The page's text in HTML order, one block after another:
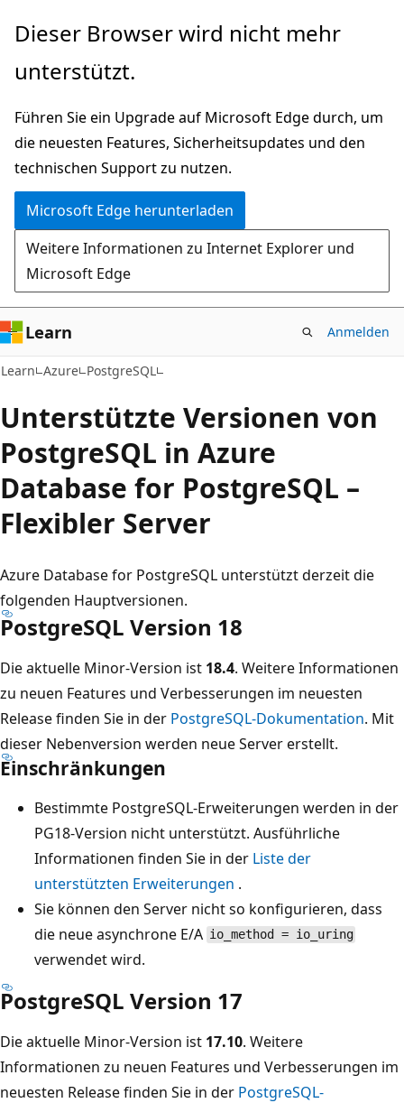
Zu
wechseln
Dieser Browser wird nicht mehr
unterstützt.
Führen Sie ein Upgrade auf Microsoft Edge durch, um
die neuesten Features, Sicherheitsupdates und den
technischen Support zu nutzen.
Microsoft Edge herunterladen
Weitere Informationen zu Internet Explorer und
Microsoft Edge
Learn Anmelden
Learn Azure PostgreSQL
Unterstützte Versionen von
PostgreSQL in Azure
Database for PostgreSQL –
Flexibler Server
Azure Database for PostgreSQL unterstützt derzeit die
folgenden Hauptversionen.
PostgreSQL Version 18
Die aktuelle Minor-Version ist 18.4. Weitere Informationen
zu neuen Features und Verbesserungen im neuesten
Release finden Sie in der PostgreSQL-Dokumentation. Mit
dieser Nebenversion werden neue Server erstellt.
Einschränkungen
Bestimmte PostgreSQL-Erweiterungen werden in der
PG18-Version nicht unterstützt. Ausführliche
Informationen finden Sie in der Liste der
unterstützten Erweiterungen .
Sie können den Server nicht so konfigurieren, dass
die neue asynchrone E/A io_method = io_uring
verwendet wird.
PostgreSQL Version 17
Die aktuelle Minor-Version ist 17.10. Weitere
Informationen zu neuen Features und Verbesserungen im
neuesten Release finden Sie in der PostgreSQL-